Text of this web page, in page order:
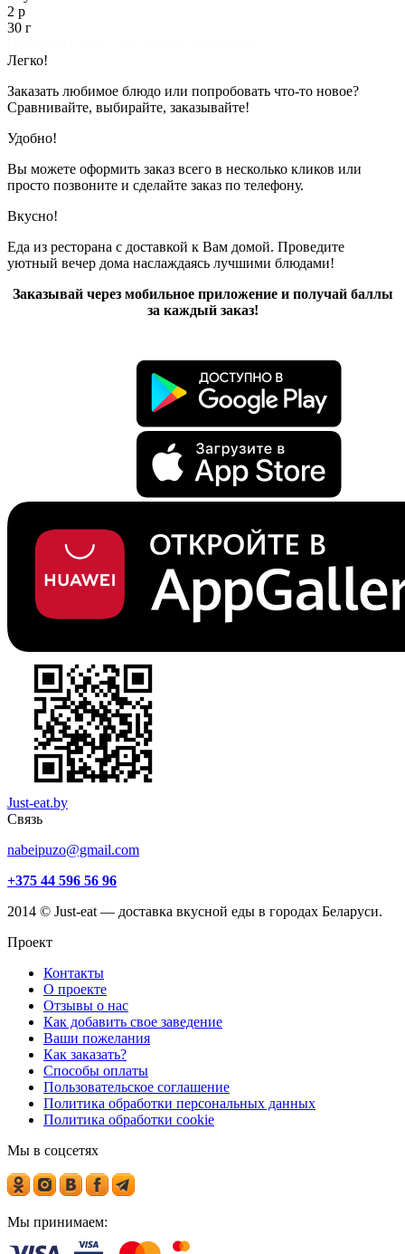
2 р
30 г
Легко!
Заказать любимое блюдо или попробовать что-то новое?
Сравнивайте, выбирайте, заказывайте!
Удобно!
Вы можете оформить заказ всего в несколько кликов или
просто позвоните и сделайте заказ по телефону.
Вкусно!
Еда из ресторана с доставкой к Вам домой. Проведите
уютный вечер дома наслаждаясь лучшими блюдами!
Заказывай через мобильное приложение и получай баллы
за каждый заказ!
Just-eat.by
Связь
nabeipuzo@gmail.com
+375 44 596 56 96
2014 © Just-eat — доставка вкусной еды в городах Беларуси.
Проект
Контакты
О проекте
Отзывы о нас
Как добавить свое заведение
Ваши пожелания
Как заказать?
Способы оплаты
Пользовательское соглашение
Политика обработки персональных данных
Политика обработки cookie
Мы в соцсетях
Мы принимаем: